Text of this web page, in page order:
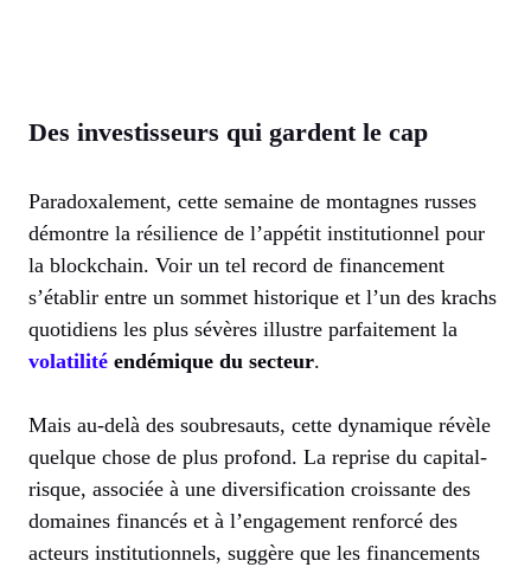
Des investisseurs qui gardent le cap
Paradoxalement, cette semaine de montagnes russes
démontre la résilience de l’appétit institutionnel pour
la blockchain. Voir un tel record de financement
s’établir entre un sommet historique et l’un des krachs
quotidiens les plus sévères illustre parfaitement la
volatilité endémique du secteur.
Mais au-delà des soubresauts, cette dynamique révèle
quelque chose de plus profond. La reprise du capital-
risque, associée à une diversification croissante des
domaines financés et à l’engagement renforcé des
acteurs institutionnels, suggère que les financements